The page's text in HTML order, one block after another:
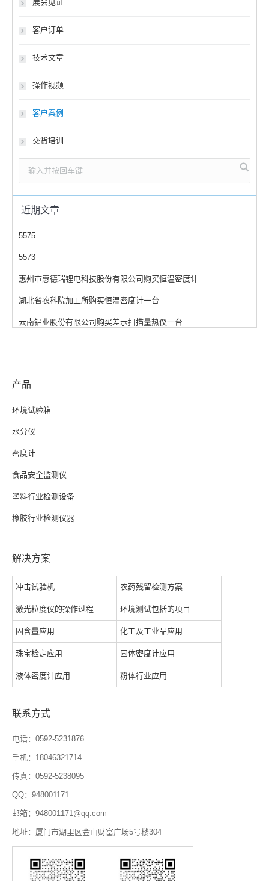
展会见证
客户订单
技术文章
操作视频
客户案例
交货培训
近期文章
5575
5573
惠州市惠德瑞锂电科技股份有限公司购买恒温密度计
湖北省农科院加工所购买恒温密度计一台
云南铝业股份有限公司购买差示扫描量热仪一台
产品
环境试验箱
水分仪
密度计
食品安全监测仪
塑料行业检测设备
橡胶行业检测仪器
解决方案
冲击试验机 农药残留检测方案
激光粒度仪的操作过程 环境测试包括的项目
固含量应用 化工及工业品应用
珠宝检定应用 固体密度计应用
液体密度计应用 粉体行业应用
联系方式
电话：0592-5231876
手机：18046321714
传真：0592-5238095
QQ：948001171
邮箱：948001171@qq.com
地址：厦门市湖里区金山财富广场5号楼304